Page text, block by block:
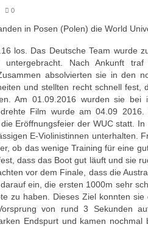
0
in Posen (Polen) die World
los. Das Deutsche Team wurde
untergebracht. Nach Ankunft
absolvierten sie in den
und stellten recht schnell
Am 01.09.2016 wurden sie bei
Film wurde am 04.09
Eröffnungsfeier der WUC statt.
E-Violinistinnen unterhalten.
ob das wenige Training für eine
dass das Boot gut läuft und sie
vor dem Finale, dass die
ein, die ersten 1000m sehr
zu haben. Dieses Ziel konnten
von rund 3 Sekunden
Endspurt und kamen